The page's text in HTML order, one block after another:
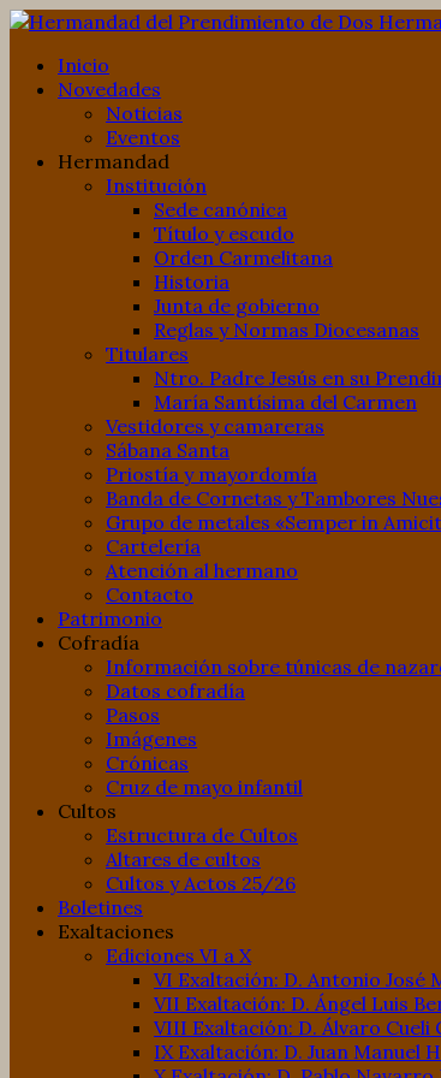
Inicio
Novedades
Noticias
Eventos
Hermandad
Institución
Sede canónica
Título y escudo
Orden Carmelitana
Historia
Junta de gobierno
Reglas y Normas Diocesanas
Titulares
Ntro. Padre Jesús en su
María Santísima del Carmen
Vestidores y camareras
Sábana Santa
Priostía y mayordomía
Banda de Cornetas y Tambores
Grupo de metales «Semper in
Cartelería
Atención al hermano
Contacto
Patrimonio
Cofradía
Información sobre túnicas de
Datos cofradía
Pasos
Imágenes
Crónicas
Cruz de mayo infantil
Cultos
Estructura de Cultos
Altares de cultos
Cultos y Actos 25/26
Boletines
Exaltaciones
Ediciones VI a X
VI Exaltación: D. Antonio José
VII Exaltación: D. Ángel Luis
VIII Exaltación: D. Álvaro Cueli
IX Exaltación: D. Juan Manuel